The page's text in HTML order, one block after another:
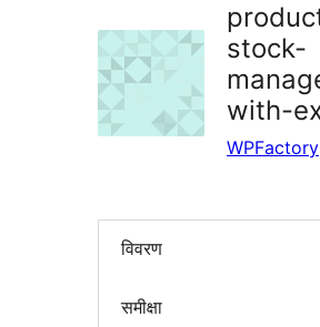
stock-
with-
WPFactory
विवरण
समीक्षा